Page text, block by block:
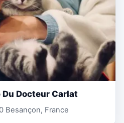
Docteur Carlat
Besançon, France